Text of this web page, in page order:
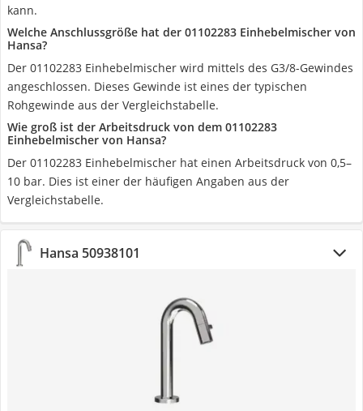
kann.
Welche Anschlussgröße hat der 01102283 Einhebelmischer von
Hansa?
Der 01102283 Einhebelmischer wird mittels des G3/8-Gewindes
angeschlossen. Dieses Gewinde ist eines der typischen
Rohgewinde aus der Vergleichstabelle.
Wie groß ist der Arbeitsdruck von dem 01102283
Einhebelmischer von Hansa?
Der 01102283 Einhebelmischer hat einen Arbeitsdruck von 0,5–
10 bar. Dies ist einer der häufigen Angaben aus der
Vergleichstabelle.
Hansa 50938101